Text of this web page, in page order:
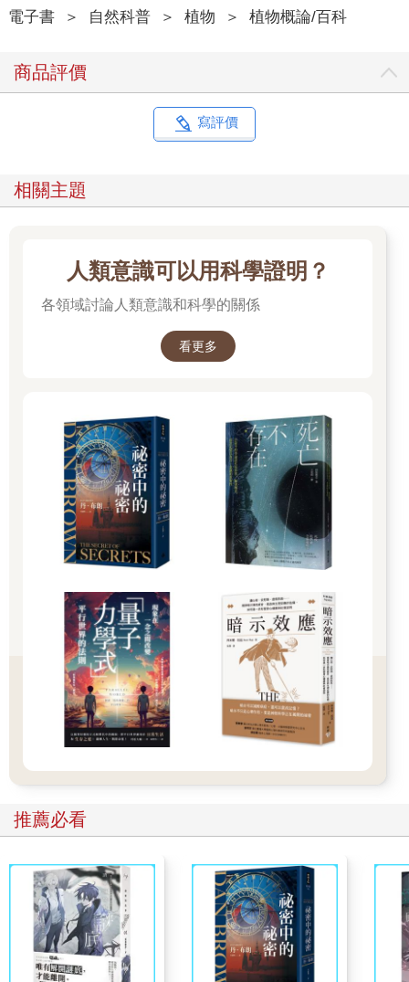
國立中興大學森林學系
電子書 ＞ 自然科普 ＞ 植物 ＞ 植物概論/百科
商品評價
寫評價
相關主題
人類意識可以用科學證明？
各領域討論人類意識和科學的關係
看更多
推薦必看